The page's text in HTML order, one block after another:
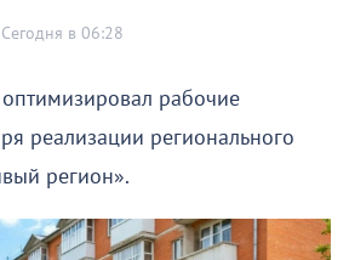
Сегодня в 06:28
рабочие
реализации регионального
регион».